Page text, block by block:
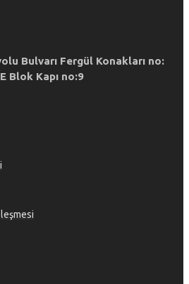
Bulvarı Fergül Konakları no:
Blok Kapı no:9